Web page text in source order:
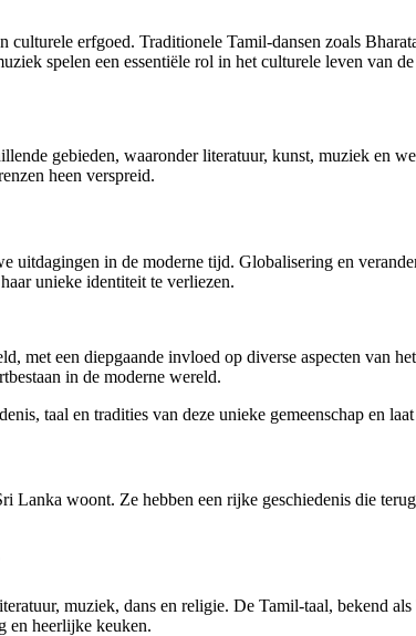
erfgoed. Traditionele Tamil-dansen zoals
spelen een essentiële rol in het culturele leven van
gebieden, waaronder literatuur, kunst, muziek en
heen verspreid.
in de moderne tijd. Globalisering en
unieke identiteit te verliezen.
met een diepgaande invloed op diverse aspecten van
in de moderne wereld.
taal en tradities van deze unieke gemeenschap en
woont. Ze hebben een rijke geschiedenis die
muziek, dans en religie. De Tamil-taal, bekend
en heerlijke keuken.